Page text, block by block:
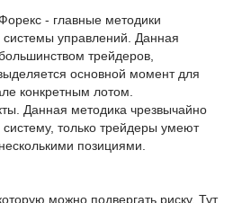
- главные методики
системы управлений. Данная
трейдеров,
основной момент для
конкретным лотом.
Данная методика чрезвычайно
только трейдеры умеют
позициями.
можно подвергать риску. Тут